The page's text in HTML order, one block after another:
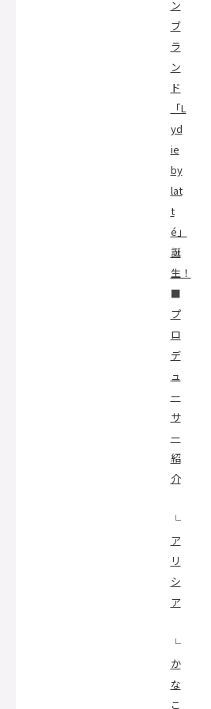
ン
ブ
ラ
ン
ド
「L
yd
ie
by
lat
t
é」
誕
生！
■
プ
ロ
デ
ュ
ー
サ
ー
紹
介
└
ア
リ
シ
ア
└
か
な
こ